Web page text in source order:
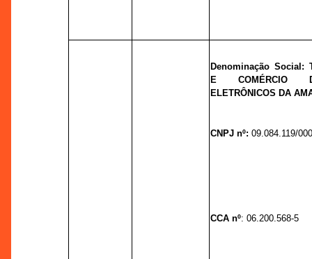
Denominação Social:
E COMÉRCIO
ELETRÔNICOS DA
CNPJ nº:09.084.119/
CCA nº: 06.200.568-5